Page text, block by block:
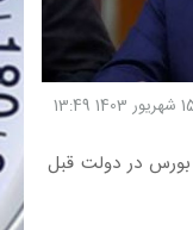
در دولت قبل